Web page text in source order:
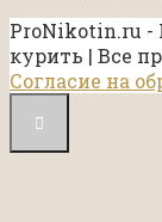
ProNikotin.ru -
курить | Все
Согласие на